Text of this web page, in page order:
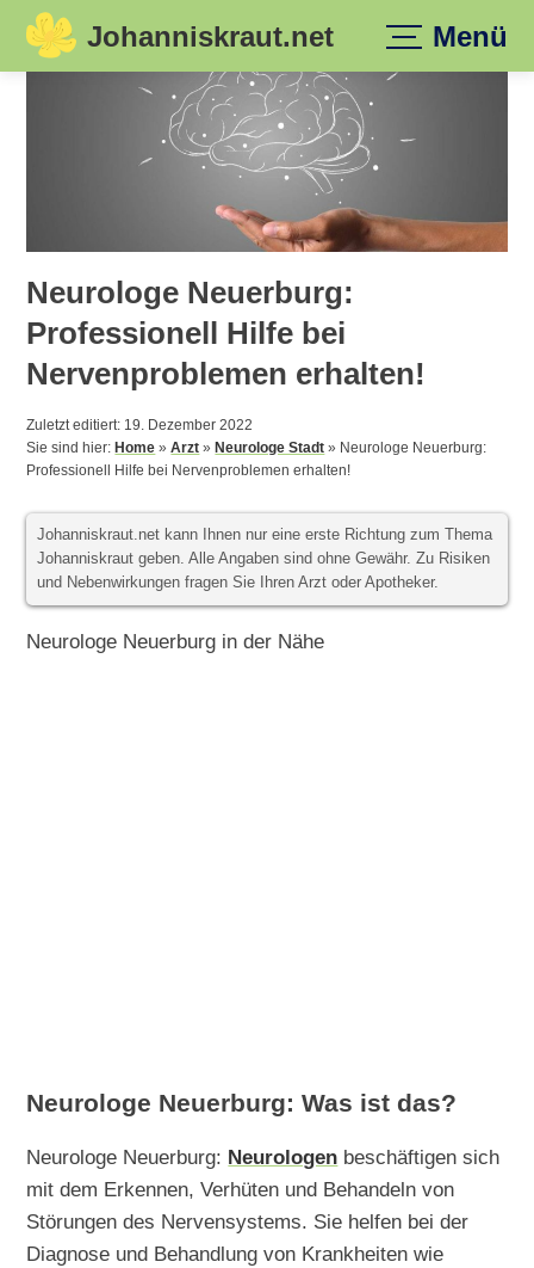
Skip
Johanniskraut.net Menü
Neurologe Neuerburg:
Professionell Hilfe bei
Nervenproblemen erhalten!
Zuletzt editiert: 19. Dezember 2022
Sie sind hier:Home »Arzt »Neurologe Stadt » Neurologe Neuerburg:
Professionell Hilfe bei Nervenproblemen erhalten!
Johanniskraut.net kann Ihnen nur eine erste Richtung zum Thema
Johanniskraut geben. Alle Angaben sind ohne Gewähr. Zu Risiken
und Nebenwirkungen fragen Sie Ihren Arzt oder Apotheker.
Neurologe Neuerburg in der Nähe
Neurologe Neuerburg: Was ist das?
Neurologe Neuerburg: Neurologen beschäftigen sich
mit dem Erkennen, Verhüten und Behandeln von
Störungen des Nervensystems. Sie helfen bei der
Diagnose und Behandlung von Krankheiten wie